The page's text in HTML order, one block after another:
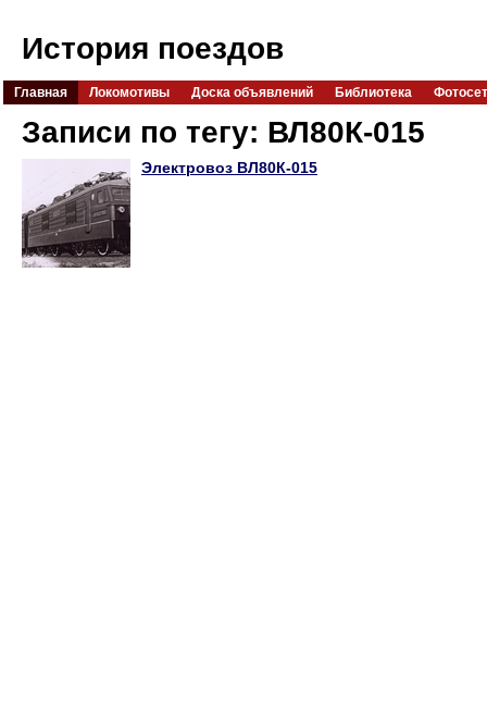
История поездов
Главная Локомотивы Доска объявлений Библиотека
Записи по тегу: ВЛ80К-015
Электровоз ВЛ80К-015